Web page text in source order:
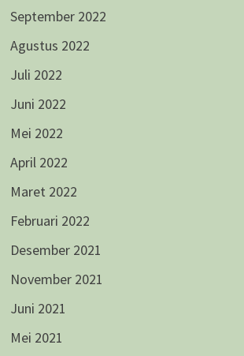
September 2022
Agustus 2022
Juli 2022
Juni 2022
Mei 2022
April 2022
Maret 2022
Februari 2022
Desember 2021
November 2021
Juni 2021
Mei 2021